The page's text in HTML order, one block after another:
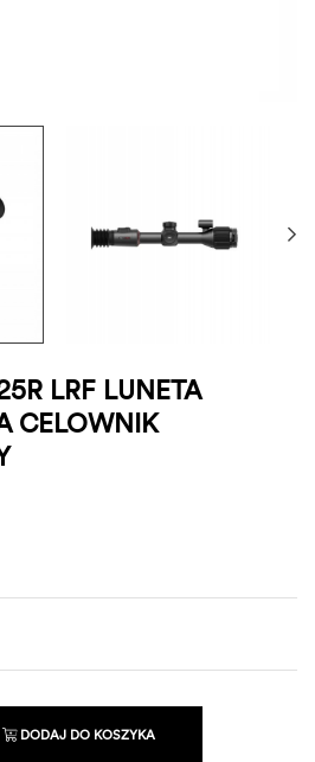
LRF LUNETA
CELOWNIK
DODAJ DO KOSZYKA